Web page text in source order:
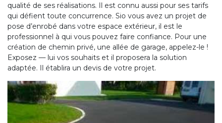
qualité de ses réalisations. Il est connu aussi pour ses tarifs
qui défient toute concurrence. Sio vous avez un projet de
pose d’enrobé dans votre espace extérieur, il est le
professionnel à qui vous pouvez faire confiance. Pour une
création de chemin privé, une allée de garage, appelez-le !
Exposez — lui vos souhaits et il proposera la solution
adaptée. Il établira un devis de votre projet.